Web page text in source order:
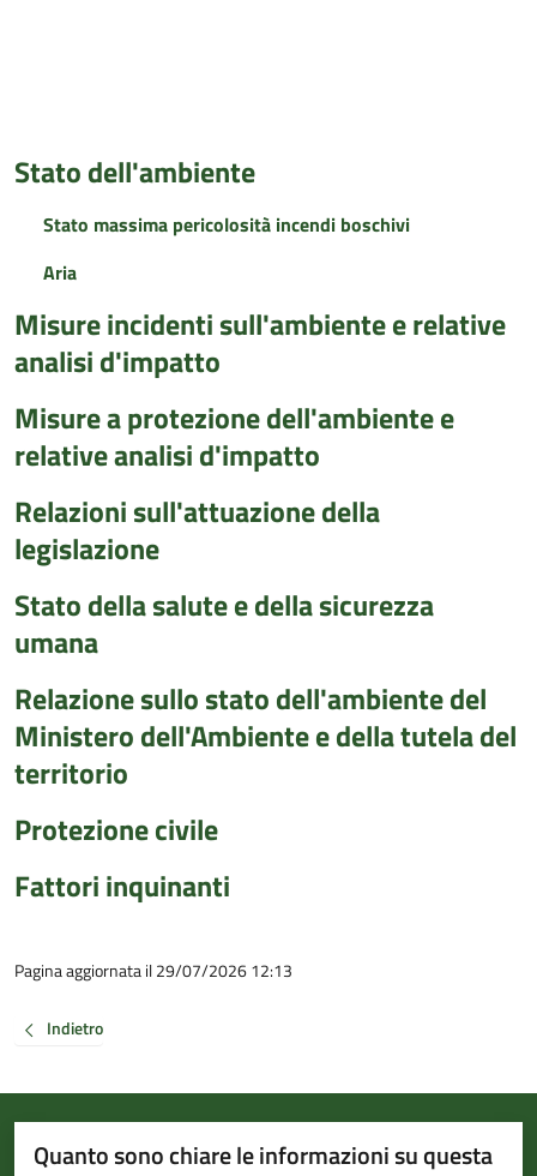
Stato dell'ambiente
Stato massima pericolosità incendi boschivi
Aria
Misure incidenti sull'ambiente e relative
analisi d'impatto
Misure a protezione dell'ambiente e
relative analisi d'impatto
Relazioni sull'attuazione della
legislazione
Stato della salute e della sicurezza
umana
Relazione sullo stato dell'ambiente del
Ministero dell'Ambiente e della tutela del
territorio
Protezione civile
Fattori inquinanti
Pagina aggiornata il 29/07/2026 12:13
Indietro
Quanto sono chiare le informazioni su questa